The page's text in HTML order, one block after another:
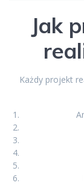
Jak
Każdy projekt